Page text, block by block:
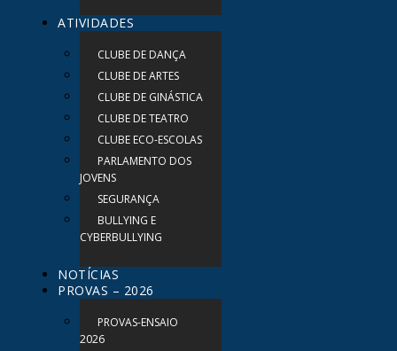
ATIVIDADES
CLUBE DE DANÇA
CLUBE DE ARTES
CLUBE DE GINÁSTICA
CLUBE DE TEATRO
CLUBE ECO-ESCOLAS
PARLAMENTO DOS
JOVENS
SEGURANÇA
BULLYING E
CYBERBULLYING
NOTÍCIAS
PROVAS – 2026
PROVAS-ENSAIO
2026